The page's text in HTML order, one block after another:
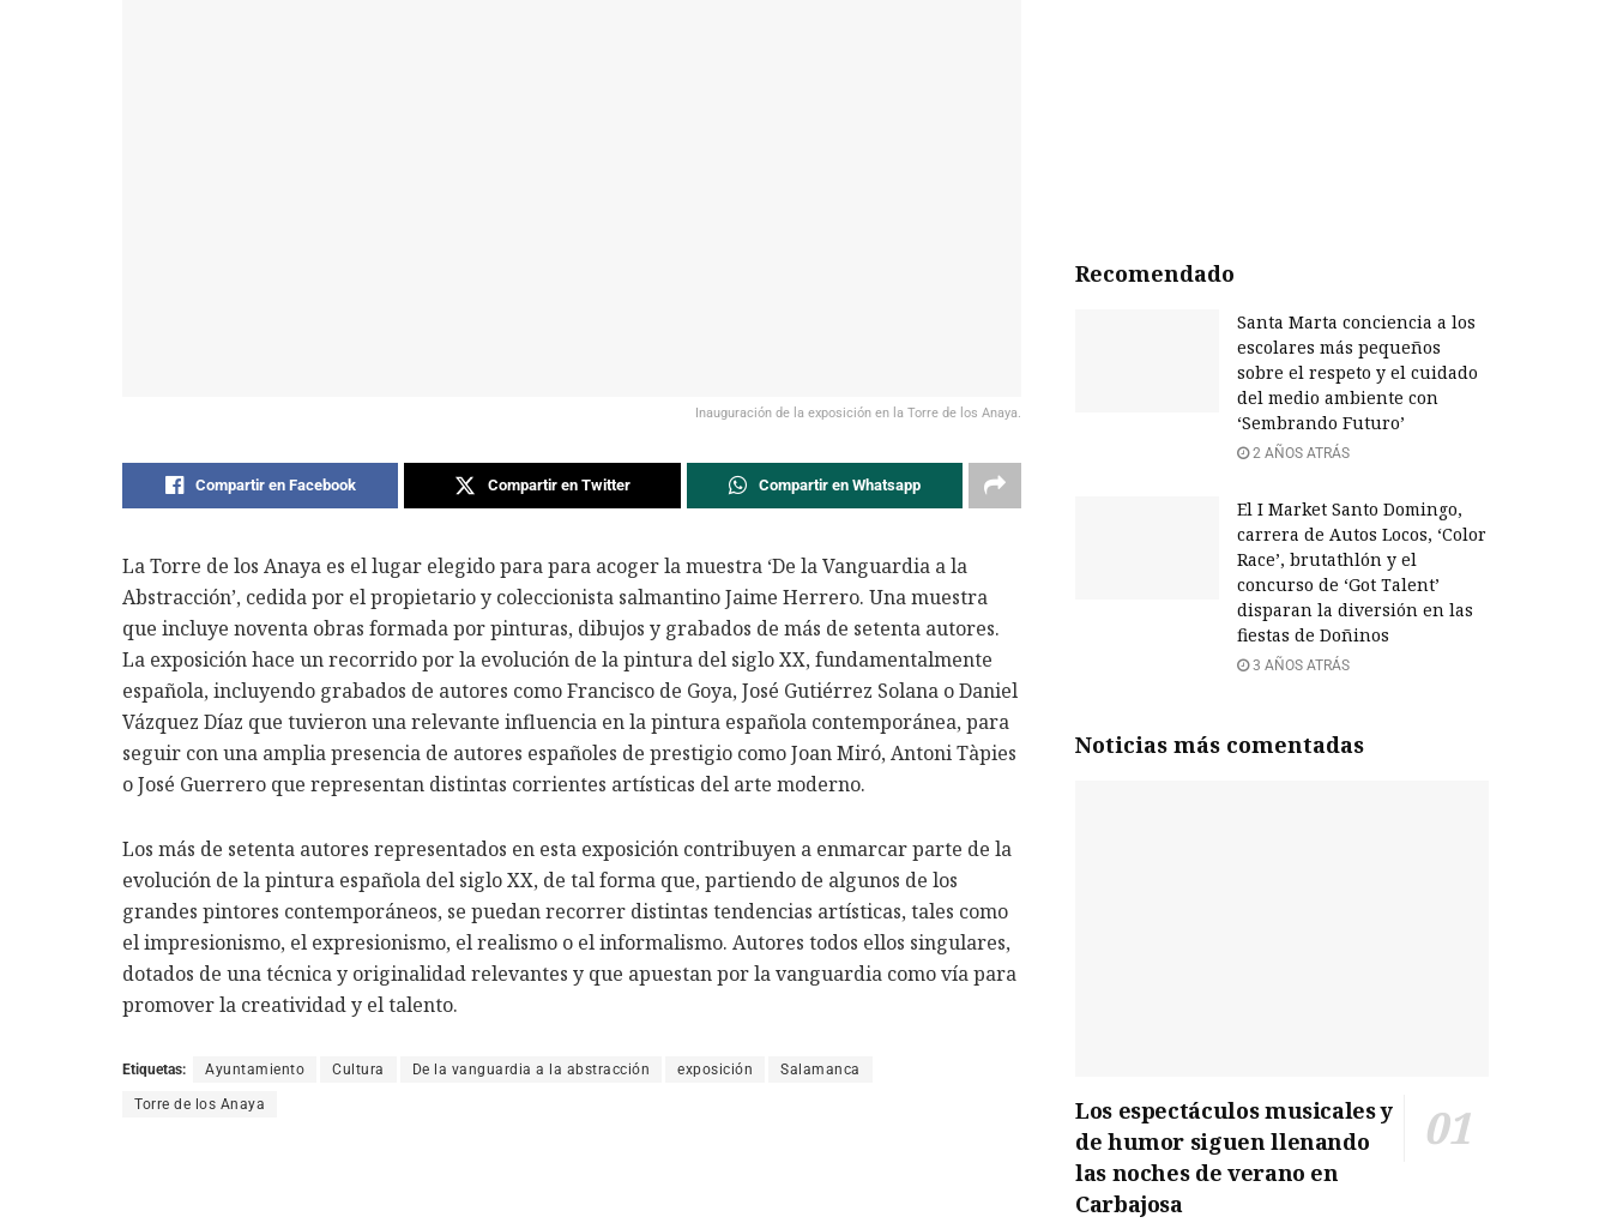
Inauguración de la exposición en la Torre de los Anaya.
Compartir en Facebook Compartir en Twitter Compartir en Whatsapp
La Torre de los Anaya es el lugar elegido para para acoger la muestra ‘De la Vanguardia a la
Abstracción’, cedida por el propietario y coleccionista salmantino Jaime Herrero. Una muestra
que incluye noventa obras formada por pinturas, dibujos y grabados de más de setenta autores.
La exposición hace un recorrido por la evolución de la pintura del siglo XX, fundamentalmente
española, incluyendo grabados de autores como Francisco de Goya, José Gutiérrez Solana o Daniel
Vázquez Díaz que tuvieron una relevante influencia en la pintura española contemporánea, para
seguir con una amplia presencia de autores españoles de prestigio como Joan Miró, Antoni Tàpies
o José Guerrero que representan distintas corrientes artísticas del arte moderno.
Los más de setenta autores representados en esta exposición contribuyen a enmarcar parte de la
evolución de la pintura española del siglo XX, de tal forma que, partiendo de algunos de los
grandes pintores contemporáneos, se puedan recorrer distintas tendencias artísticas, tales como
el impresionismo, el expresionismo, el realismo o el informalismo. Autores todos ellos singulares,
dotados de una técnica y originalidad relevantes y que apuestan por la vanguardia como vía para
promover la creatividad y el talento.
Etiquetas: Ayuntamiento Cultura De la vanguardia a la abstracción exposición Salamanca
Torre de los Anaya
Recomendado
Santa Marta conciencia a los
escolares más pequeños
sobre el respeto y el cuidado
del medio ambiente con
‘Sembrando Futuro’
2 AÑOS ATRÁS
El I Market Santo Domingo,
carrera de Autos Locos, ‘Color
Race’, brutathlón y el
concurso de ‘Got Talent’
disparan la diversión en las
fiestas de Doñinos
3 AÑOS ATRÁS
Noticias más comentadas
Los espectáculos musicales y
de humor siguen llenando
las noches de verano en
Carbajosa